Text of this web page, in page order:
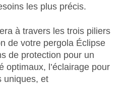
les plus précis.
à travers les trois piliers
de votre pergola Éclipse
de protection pour un
optimaux, l’éclairage pour
uniques, et